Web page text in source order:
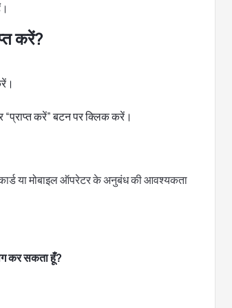
करें?
करें” बटन पर क्लिक करें।
या मोबाइल ऑपरेटर के अनुबंध की आवश्यकता
कर सकता हूँ?